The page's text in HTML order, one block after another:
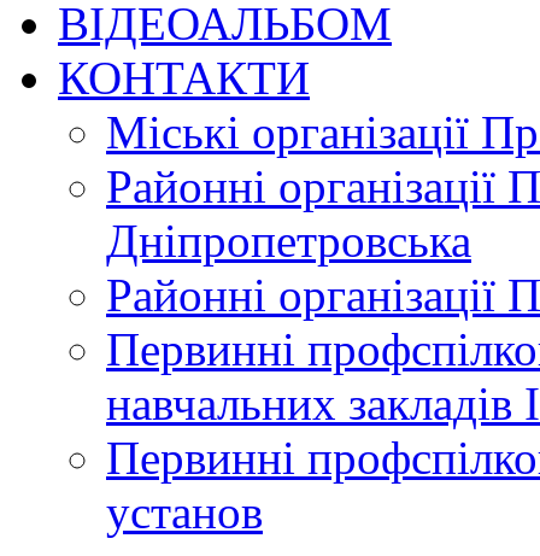
ВІДЕОАЛЬБОМ
КОНТАКТИ
Міські організації
Районні організації
Дніпропетровська
Районні організації
Первинні
навчальних закладів
Первинні
установ